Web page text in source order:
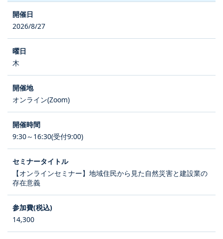
2026/8/27
木
オンライン(Zoom)
9:30～16:30(受付9:00)
【オンラインセミナー】地域住民から見た自然災害と建設業の
存在意義
14,300